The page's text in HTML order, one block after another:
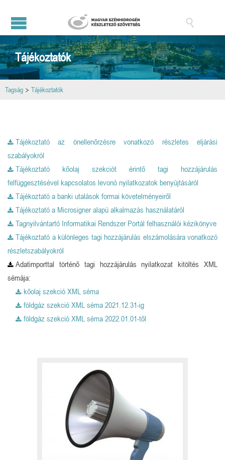

Tájékoztatók
Tagság > Tájékoztatók
Tájékoztató az önellenőrzésre vonatkozó részletes eljárási
szabályokról
Tájékoztató kőolaj szekciót érintő tagi hozzájárulás
felfüggesztésével kapcsolatos levonó nyilatkozatok benyújtásáról
Tájékoztató a banki utalások formai követelményeiről
Tájékoztató a Microsigner alapú alkalmazás használatáról
Tagnyilvántartó Informatikai Rendszer Portál felhasználói kézikönyve
Tájékoztató a különleges tagi hozzájárulás elszámolására vonatkozó
részletszabályokról
Adatimporttal történő tagi hozzájárulás nyilatkozat kitöltés XML
sémája:
kőolaj szekció XML séma
földgáz szekció XML séma 2021.12.31-ig
földgáz szekció XML séma 2022.01.01-től